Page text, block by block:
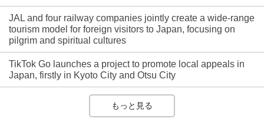
JAL and four railway companies jointly create a wide-range
tourism model for foreign visitors to Japan, focusing on
pilgrim and spiritual cultures
TikTok Go launches a project to promote local appeals in
Japan, firstly in Kyoto City and Otsu City
もっと見る